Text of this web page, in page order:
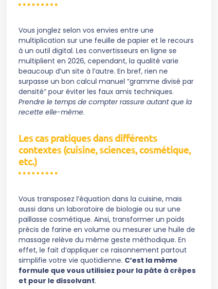
Vous jonglez selon vos envies entre une
multiplication sur une feuille de papier et le recours
à un outil digital. Les convertisseurs en ligne se
multiplient en 2026, cependant, la qualité varie
beaucoup d’un site à l’autre. En bref, rien ne
surpasse un bon calcul manuel “gramme divisé par
densité” pour éviter les faux amis techniques.
Prendre le temps de compter rassure autant que la
recette elle-même.
Les cas pratiques dans différents
contextes (cuisine, sciences, cosmétique,
etc.)
Vous transposez l’équation dans la cuisine, mais
aussi dans un laboratoire de biologie ou sur une
paillasse cosmétique. Ainsi, transformer un poids
précis de farine en volume ou mesurer une huile de
massage relève du même geste méthodique. En
effet, le fait d’appliquer ce raisonnement partout
simplifie votre vie quotidienne. C’est la même
formule que vous utilisiez pour la pâte à crêpes
et pour le dissolvant.